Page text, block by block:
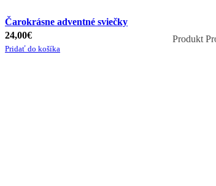
Produkt
Čarokrásne adventné sviečky
24,00€
Pridať do košíka